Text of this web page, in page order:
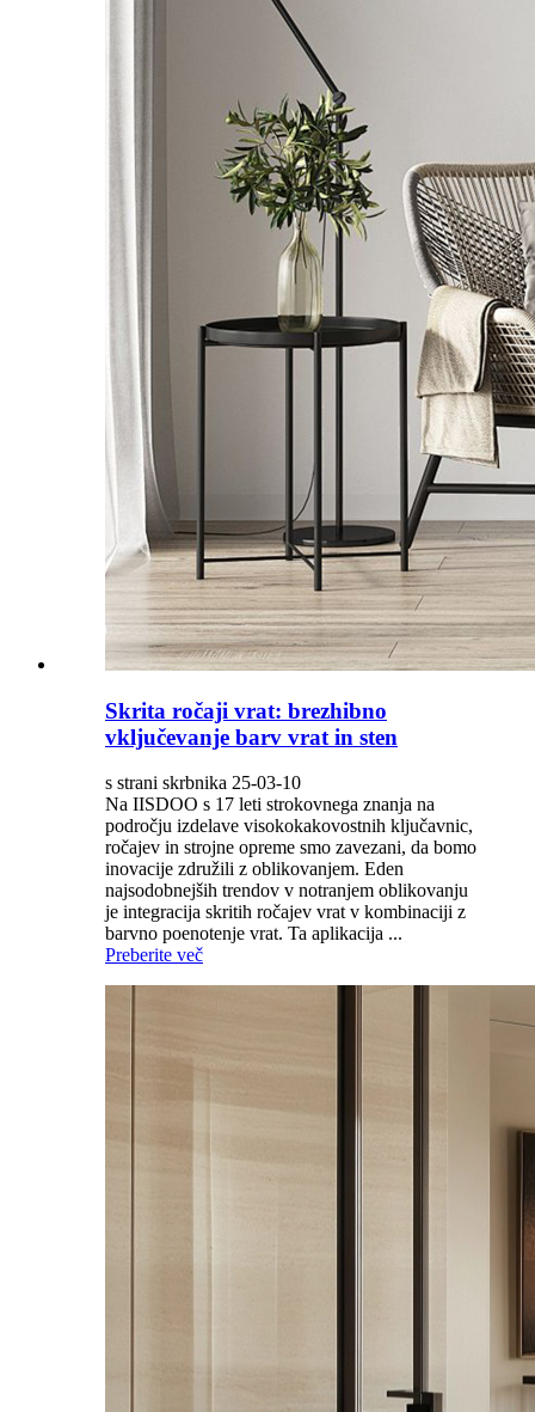
Skrita ročaji vrat: brezhibno
vključevanje barv vrat in sten
s strani skrbnika 25-03-10
Na IISDOO s 17 leti strokovnega znanja na
področju izdelave visokokakovostnih ključavnic,
ročajev in strojne opreme smo zavezani, da bomo
inovacije združili z oblikovanjem. Eden
najsodobnejših trendov v notranjem oblikovanju
je integracija skritih ročajev vrat v kombinaciji z
barvno poenotenje vrat. Ta aplikacija ...
Preberite več